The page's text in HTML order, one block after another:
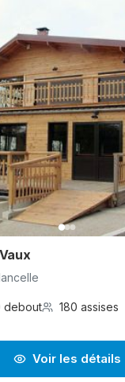
debout 180 assises
Voir les détails